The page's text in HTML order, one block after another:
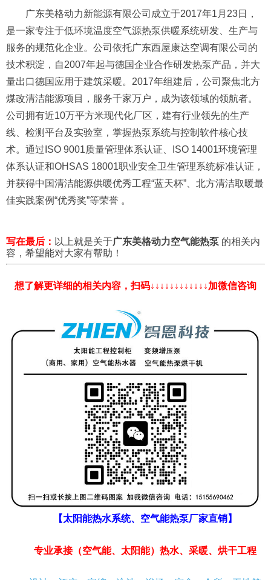
广东美格动力新能源有限公司成立于2017年1月23日，
是一家专注于低环境温度空气源热泵供暖系统研发、生产与
服务的规范化企业。公司依托广东西屋康达空调有限公司的
技术积淀，自2007年起与德国企业合作研发热泵产品，并大
量出口德国应用于建筑采暖。2017年组建后，公司聚焦北方
煤改清洁能源项目，服务千家万户，成为该领域的领航者。
公司拥有近10万平方米现代化厂区，建有行业领先的生产
线、检测平台及实验室，掌握热泵系统与控制软件核心技
术。通过ISO 9001质量管理体系认证、ISO 14001环境管理
体系认证和OHSAS 18001职业安全卫生管理系统标准认证，
并获得中国清洁能源供暖优秀工程“蓝天杯”、北方清洁取暖最
佳实践案例“优秀奖”等荣誉 。
写在最后： 以上就是关于广东美格动力空气能热泵 的相关内
容，希望能对大家有帮助！
想了解更详细的相关内容，扫码↓↓↓↓↓↓↓↓↓↓↓↓加微信咨询
【太阳能热水系统、空气能热泵厂家直销】
专业承接（空气能、太阳能）热水、采暖、烘干工程